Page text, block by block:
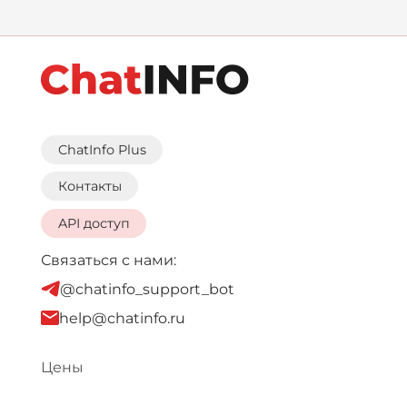
ChatInfo Plus
Контакты
API доступ
Связаться с нами:
@chatinfo_support_bot
help@chatinfo.ru
Цены